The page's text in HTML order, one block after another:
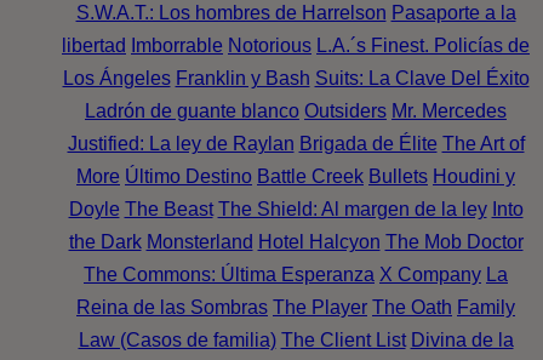
S.W.A.T.: Los hombres de Harrelson Pasaporte a la
libertad
Imborrable Notorious L.A.´s Finest. Policías de
Los Ángeles Franklin y Bash Suits: La Clave Del Éxito
Ladrón de guante blanco Outsiders Mr. Mercedes
Justified: La ley de Raylan Brigada de Élite The Art of
More Último Destino Battle Creek Bullets Houdini y
Doyle The Beast The Shield: Al margen de la ley Into
the Dark Monsterland Hotel Halcyon The Mob Doctor
The Commons: Última Esperanza X Company La
Reina de las Sombras The Player The Oath Family
Law (Casos de familia) The Client List Divina de la